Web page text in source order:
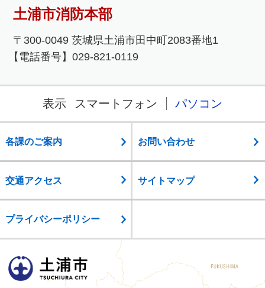
土浦市消防本部
〒300-0049 茨城県土浦市田中町2083番地1
【電話番号】029-821-0119
表示 スマートフォン パソコン
各課のご案内 お問い合わせ
交通アクセス サイトマップ
プライバシーポリシー
土浦市